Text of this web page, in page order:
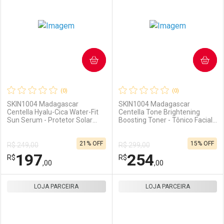
(0)
SKIN1004 Madagascar
Centella Hyalu-Cica Water-Fit
Sun Serum - Protetor Solar
R$ 249,00
R$197,00
21% OFF
COMPRAR
(0)
SKIN1004 Madagascar
Centella Tone Brightening
Boosting Toner - Tônico Facial
R$ 299,00
R$254,00
15% OFF
COMPRAR
LOJA PARCEIRA LOJA PARCEIRA